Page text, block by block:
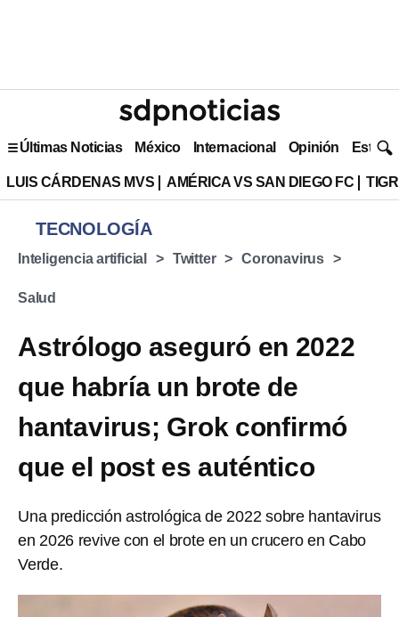
Últimas Noticias México Internacional Opinión Estilo
LUIS CÁRDENAS MVS AMÉRICA VS SAN DIEGO FC
TECNOLOGÍA
Inteligencia artificial Twitter Coronavirus
Salud
Astrólogo aseguró en 2022
que habría un brote de
hantavirus; Grok confirmó
que el post es auténtico
Una predicción astrológica de 2022 sobre hantavirus
en 2026 revive con el brote en un crucero en Cabo
Verde.